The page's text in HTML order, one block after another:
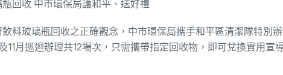
料玻璃瓶回收之正確觀念，中市環保局攜手和平區清潔隊特別
11月巡迴辦理共12場次，只需攜帶指定回收物，即可兌換實用宣